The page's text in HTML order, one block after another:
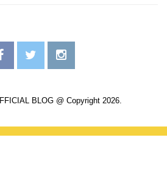
BLOG @ Copyright 2026.